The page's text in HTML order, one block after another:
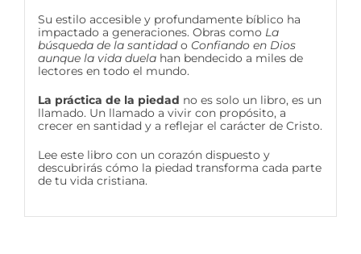
Su estilo accesible y profundamente bíblico ha
impactado a generaciones. Obras como La
búsqueda de la santidado Confiando en Dios
aunque la vida duelahan bendecido a miles de
lectores en todo el mundo.
La práctica de la piedad no es solo un libro, es un
llamado. Un llamado a vivir con propósito, a
crecer en santidad y a reflejar el carácter de Cristo.
Lee este libro con un corazón dispuesto y
descubrirás cómo la piedad transforma cada parte
de tu vida cristiana.